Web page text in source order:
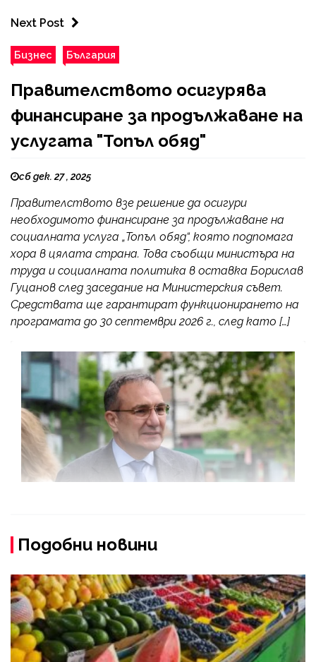
Next Post
Бизнес България
Правителството осигурява
финансиране за продължаване на
услугата "Топъл обяд"
сб дек. 27 , 2025
Правителството взе решение да осигури
необходимото финансиране за продължаване на
социалната услуга „Топъл обяд“, която подпомага
хора в цялата страна. Това съобщи министъра на
труда и социалната политика в оставка Борислав
Гуцанов след заседание на Министерския съвет.
Средствата ще гарантират функционирането на
програмата до 30 септември 2026 г., след като […]
Подобни новини